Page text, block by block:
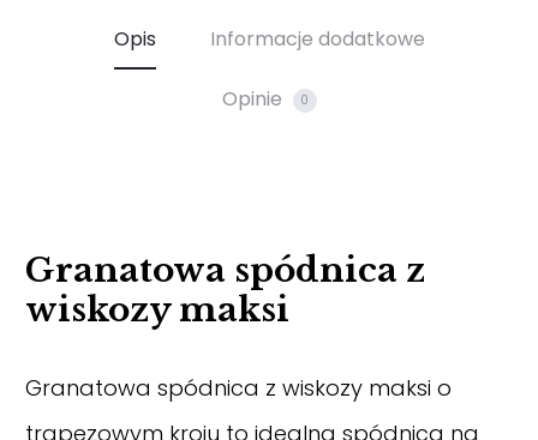
Opis Informacje dodatkowe
Opinie 0
Granatowa spódnica z
wiskozy maksi
Granatowa spódnica z wiskozy maksi o
trapezowym kroju to idealna spódnica na